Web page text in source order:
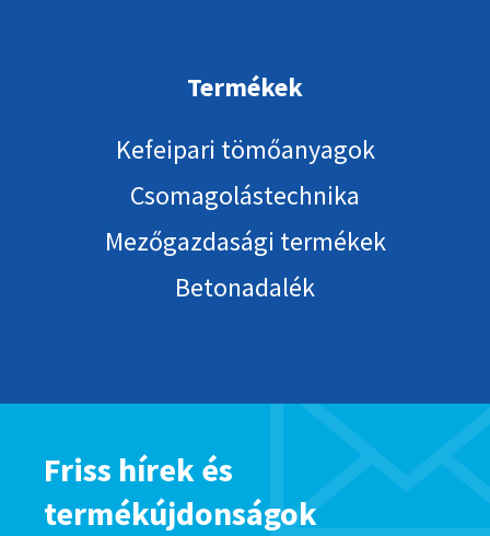
Termékek
Kefeipari tömőanyagok
Csomagolástechnika
Mezőgazdasági termékek
Betonadalék
Friss hírek és
termékújdonságok